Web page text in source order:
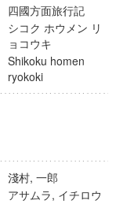
四國方面旅行記
シコク ホウメン リ
ョコウキ
Shikoku homen
ryokoki
淺村, 一郎
アサムラ, イチロウ